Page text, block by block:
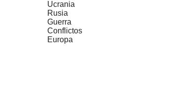
Ucrania
Rusia
Guerra
Conflictos
Europa